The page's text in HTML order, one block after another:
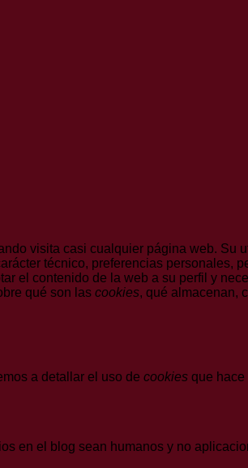
visita casi cualquier página web. Su
técnico, preferencias personales,
el contenido de la web a su perfil y
qué son las cookies, qué almacenan,
a detallar el uso de cookies que hace
en el blog sean humanos y no